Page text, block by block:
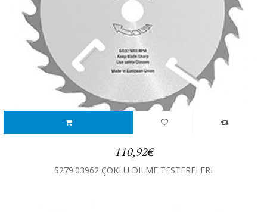
S279.03962 ÇOKLU DILME TESTERELERI
110,92€